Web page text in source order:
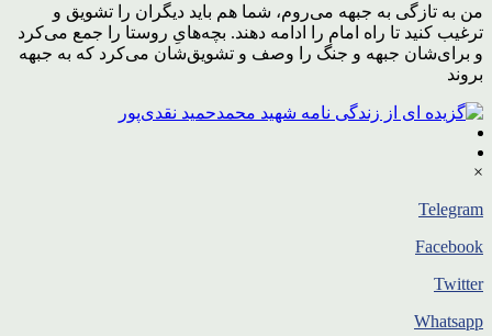
من به تازگی به جبهه می‌روم، شما هم باید دیگران را تشویق و
ترغیب کنید تا راه امام را ادامه دهند. بچه‌هایِ روستا را جمع می‌کرد
و برای‌شان جبهه و جنگ را وصف و تشویق‌شان می‌کرد که به جبهه
بروند
×
Telegram
Facebook
Twitter
Whatsapp